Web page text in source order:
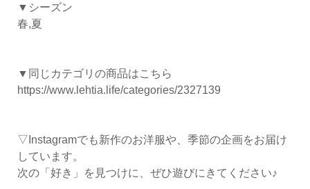
▼シーズン
春,夏
▼同じカテゴリの商品はこちら
https://www.lehtia.life/categories/2327139
▽Instagramでも新作のお洋服や、季節の企画をお届け
しています。
次の「好き」を見つけに、ぜひ遊びにきてください♪